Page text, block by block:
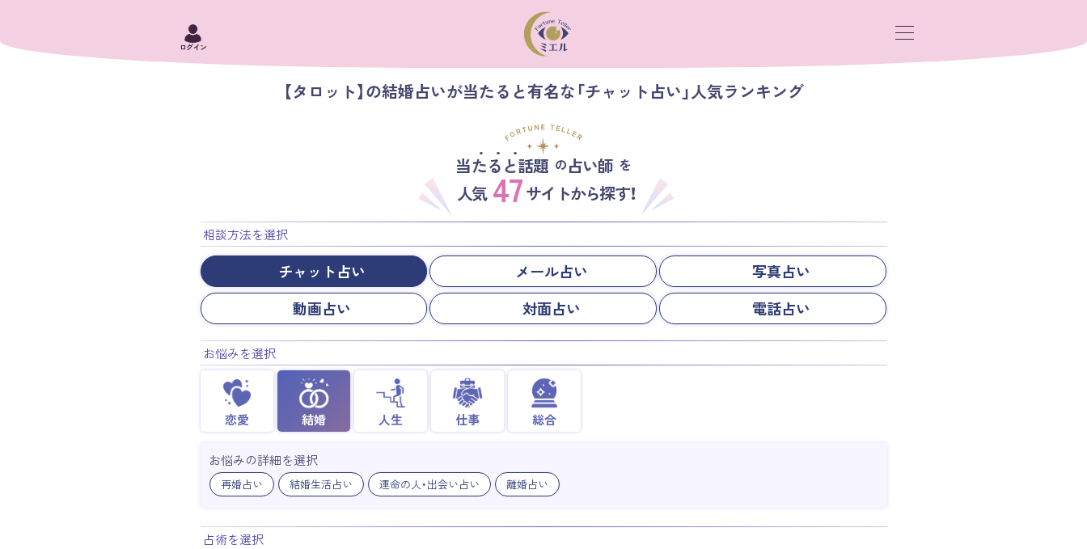
ログイン
【タロット】の結婚占いが当たると有名な「チャット占い」人気ランキング
当たると話題 の占い師 を
人気 47 サイトから探す！
相談方法を選択
チャット占い メール占い
写真占い
動画占い
対面占い 電話占い
お悩みを選択
恋愛 結婚 人生 仕事 総合
お悩みの詳細を選択
再婚占い 結婚生活占い 運命の人・出会い占い 離婚占い
占術を選択